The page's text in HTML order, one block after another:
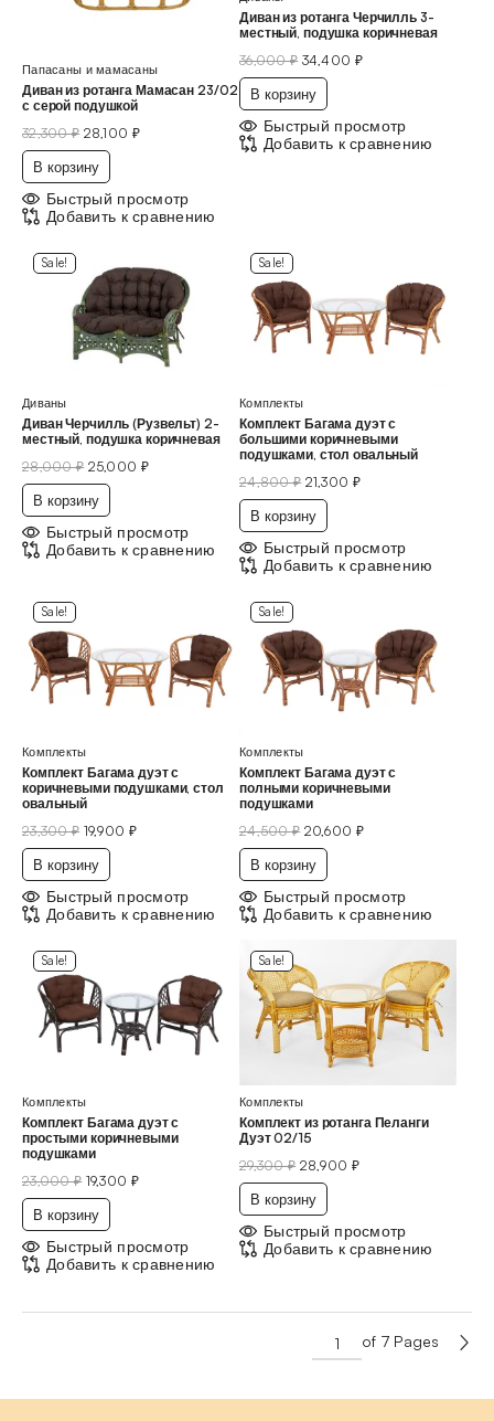
Папасаны и мамасаны
Диван из ротанга Мамасан 23/02
с серой подушкой
32,300₽ 28,100 ₽
В корзину
Быстрый просмотр
Добавить к сравнению
Диван из ротанга Черчилль 3-
местный, подушка коричневая
36,000₽ 34,400 ₽
В корзину
Быстрый просмотр
Добавить к сравнению
Sale!
Диваны
Диван Черчилль (Рузвельт) 2-
местный, подушка коричневая
28,000₽ 25,000 ₽
В корзину
Быстрый просмотр
Добавить к сравнению
Sale!
Комплекты
Комплект Багама дуэт с
большими коричневыми
подушками, стол овальный
24,800₽ 21,300 ₽
В корзину
Быстрый просмотр
Добавить к сравнению
Sale!
Комплекты
Комплект Багама дуэт с
коричневыми подушками, стол
овальный
23,300₽ 19,900 ₽
В корзину
Быстрый просмотр
Добавить к сравнению
Sale!
Комплекты
Комплект Багама дуэт с
полными коричневыми
подушками
24,500₽ 20,600 ₽
В корзину
Быстрый просмотр
Добавить к сравнению
Sale!
Комплекты
Комплект Багама дуэт с
простыми коричневыми
подушками
23,000₽ 19,300 ₽
В корзину
Быстрый просмотр
Добавить к сравнению
Sale!
Комплекты
Комплект из ротанга Пеланги
Дуэт 02/15
29,300₽ 28,900 ₽
В корзину
Быстрый просмотр
Добавить к сравнению
of 7 Pages